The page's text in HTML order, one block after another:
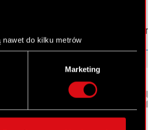
nawet do kilku metrów
zbiory danych (fingerprinting,
własne preferencje w
w dowolnej chwili.
społecznościowe i
Marketing
Facebook